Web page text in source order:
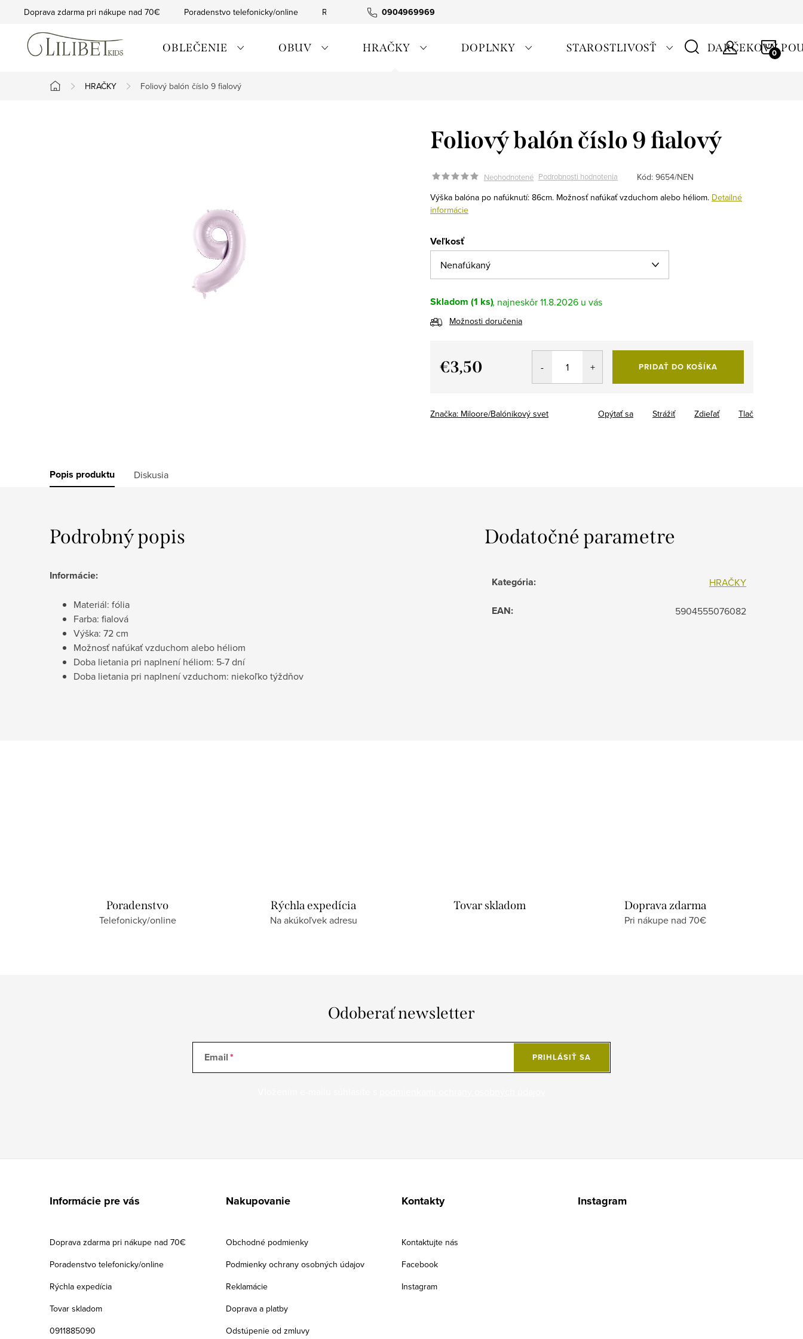
0904969969
Doprava zdarma pri nákupe nad 70€ Poradenstvo telefonicky/online Rýchla expedícia Tovar skladom
OBLEČENIE OBUV HRAČKY DOPLNKY STAROSTLIVOSŤ DARČEKOVÝ
Domov
HRAČKY Foliový balón číslo 9 fialový
Foliový balón číslo 9 fialový
Neohodnotené Podrobnosti hodnotenia Kód: 9654/NEN
Výška balóna po nafúknutí: 86cm. Možnosť nafúkať vzduchom alebo héliom. Detailné
informácie
Veľkosť
Skladom (1 ks) 11.8.2026
Možnosti doručenia
€3,50 PRIDAŤ DO KOŠÍKA
Značka: Miloore/Balónikový svet Tlač
Opýtať sa Strážiť Zdieľať
Popis produktu Diskusia
Podrobný popis
Informácie:
Materiál: fólia
Farba: fialová
Výška: 72 cm
Možnosť nafúkať vzduchom alebo héliom
Doba lietania pri naplnení héliom: 5-7 dní
Doba lietania pri naplnení vzduchom: niekoľko týždňov
Dodatočné parametre
Kategória: HRAČKY
EAN: 5904555076082
Poradenstvo
Telefonicky/online
Rýchla expedícia
Na akúkoľvek adresu
Tovar skladom Doprava zdarma
Pri nákupe nad 70€
Odoberať newsletter
Email PRIHLÁSIŤ SA
Informácie pre vás
Doprava zdarma pri nákupe nad 70€
Poradenstvo telefonicky/online
Rýchla expedícia
Tovar skladom
0911885090
Nakupovanie
Obchodné podmienky
Podmienky ochrany osobných údajov
Reklamácie
Doprava a platby
Odstúpenie od zmluvy
Kontakty
Kontaktujte nás
Facebook
Instagram
Instagram